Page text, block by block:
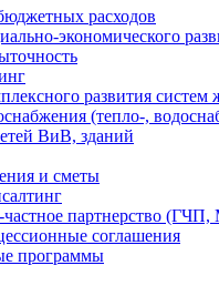
расходов
экономического
развития
(тепло-,
ВиВ, зданий
и сметы
частное партнерство
соглашения
программы